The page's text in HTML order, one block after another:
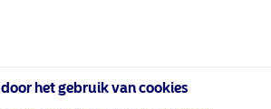
het gebruik van cookies